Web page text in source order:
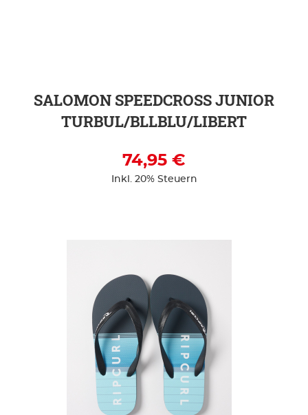
SALOMON SPEEDCROSS JUNIOR
TURBUL/BLLBLU/LIBERT
74,95 €
Inkl. 20% Steuern
ZUR DETAILSEITE